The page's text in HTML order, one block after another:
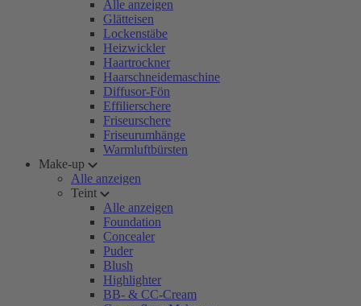
Alle anzeigen
Glätteisen
Lockenstäbe
Heizwickler
Haartrockner
Haarschneidemaschine
Diffusor-Fön
Effilierschere
Friseurschere
Friseurumhänge
Warmluftbürsten
Make-up
Alle anzeigen
Teint
Alle anzeigen
Foundation
Concealer
Puder
Blush
Highlighter
BB- & CC-Cream